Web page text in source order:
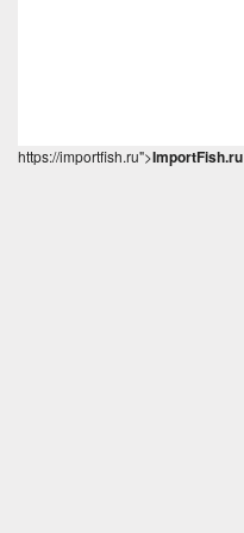
https://importfish.ru">ImportFish.ru